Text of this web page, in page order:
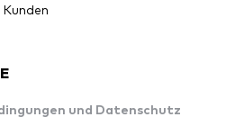
und Datenschutz